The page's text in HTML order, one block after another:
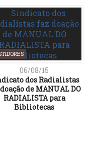
06/08/15
dos Radialistas
de MANUAL DO
RADIALISTA para
Bibliotecas